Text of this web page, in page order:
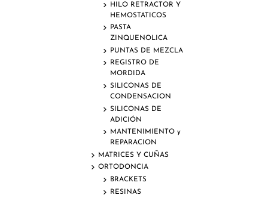
HILO RETRACTOR Y
HEMOSTATICOS
PASTA
ZINQUENOLICA
PUNTAS DE MEZCLA
REGISTRO DE
MORDIDA
SILICONAS DE
CONDENSACION
SILICONAS DE
ADICIÓN
MANTENIMIENTO y
REPARACION
MATRICES Y CUÑAS
ORTODONCIA
BRACKETS
RESINAS